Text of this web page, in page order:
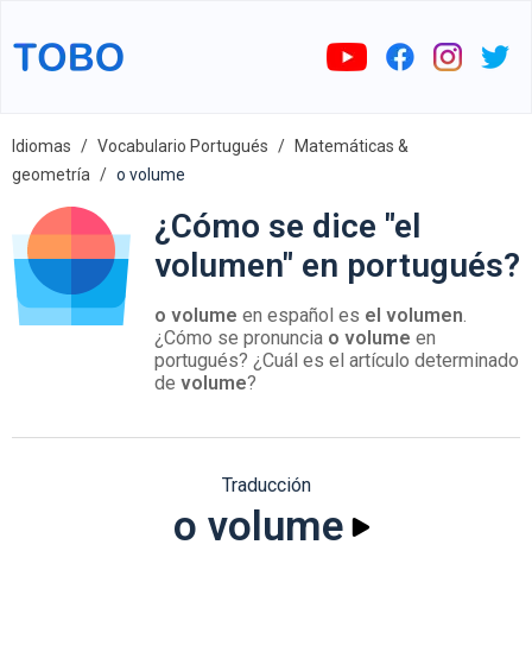
Idiomas Vocabulario Portugués
Matemáticas &
geometría
o volume
¿Cómo se dice "el
volumen" en portugués?
o volume en español es el volumen.
¿Cómo se pronuncia o volume en
portugués? ¿Cuál es el artículo determinado
de volume?
Traducción
o volume